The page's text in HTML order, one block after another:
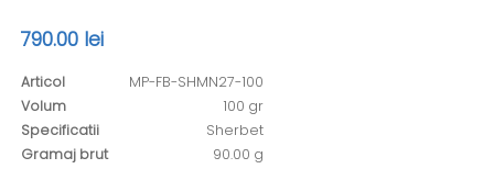
790.00 lei
Articol
MP-FB-SHMN27-100
Volum
100 gr
Specificatii
Sherbet
Gramaj brut
90.00 g